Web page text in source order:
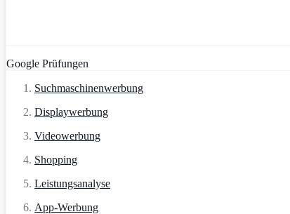
Google Prüfungen
Suchmaschinenwerbung
Displaywerbung
Videowerbung
Shopping
Leistungsanalyse
App-Werbung